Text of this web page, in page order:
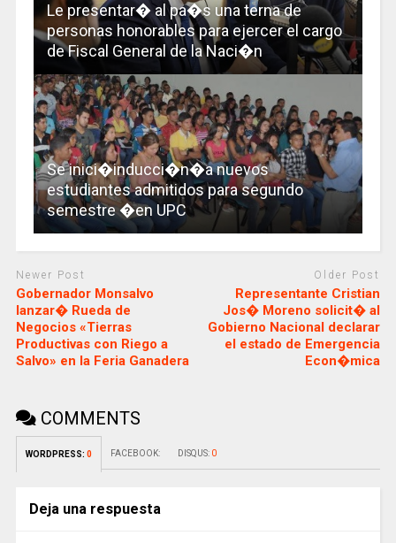
Le presentar� al pa�s una terna de
personas honorables para ejercer el cargo
de Fiscal General de la Naci�n
Se inici�inducci�n�a nuevos
estudiantes admitidos para segundo
semestre �en UPC
Newer Post
Gobernador Monsalvo
lanzar� Rueda de
Negocios «Tierras
Productivas con Riego a
Salvo» en la Feria Ganadera
Older Post
Representante Cristian
Jos� Moreno solicit� al
Gobierno Nacional declarar
el estado de Emergencia
Econ�mica
COMMENTS
WORDPRESS: 0 FACEBOOK: DISQUS: 0
Deja una respuesta